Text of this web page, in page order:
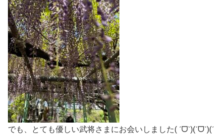
でも、とても優しい武将さまにお会いしました( ˊᗜˋ)(ˊᗜˋ)(ˊ